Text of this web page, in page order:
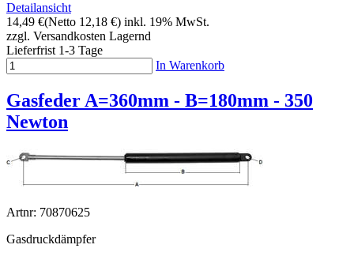
Detailansicht
14,49 €(Netto 12,18 €) inkl. 19% MwSt.
zzgl. Versandkosten Lagernd
Lieferfrist 1-3 Tage
In Warenkorb
Gasfeder A=360mm - B=180mm - 350
Newton
Artnr: 70870625
Gasdruckdämpfer